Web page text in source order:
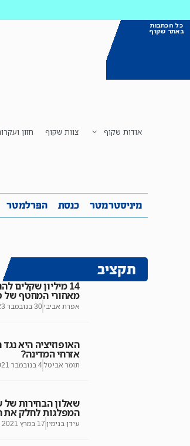
כל הכתבות
באתר שקוף
אודות שקוף צוות שקוף חזון
מיניסטרמטר כנסת הפרלמטר
מיניסטרמטר כנסת
תקציב
14 מיליון שקלים
מאחורי המחטף של
אפרת אביבי30 בנובמבר 2023
האופוזיציה היא
אזרחי המדינה?
תומר אביטל4 בנובמבר 2021
שאלון הבחירות של
המפלגות לחלק את
עידן בנימין 17 במרץ 2021